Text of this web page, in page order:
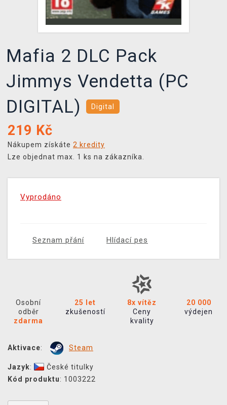
Mafia 2 DLC Pack
Jimmys Vendetta (PC
DIGITAL)
Digital
219 Kč
Nákupem získáte 2 kredity
Lze objednat max. 1 ks na zákazníka.
Vyprodáno
Seznam přání Hlídací pes
Osobní
odběr
zdarma
25 let
zkušeností
8x vítěz
Ceny
kvality
20 000
výdejen
Aktivace: Steam
Jazyk:
České titulky
Kód produktu: 1003222